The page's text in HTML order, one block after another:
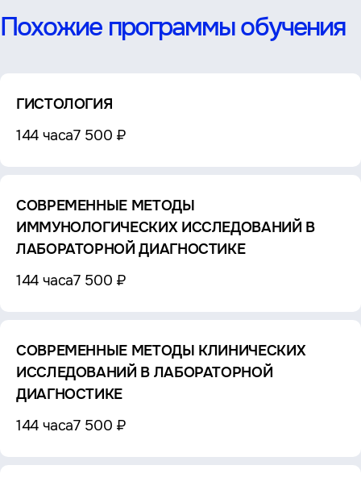
Похожие программы обучения
ГИСТОЛОГИЯ
144 часа7 500 ₽
СОВРЕМЕННЫЕ МЕТОДЫ
ИММУНОЛОГИЧЕСКИХ ИССЛЕДОВАНИЙ В
ЛАБОРАТОРНОЙ ДИАГНОСТИКЕ
144 часа7 500 ₽
СОВРЕМЕННЫЕ МЕТОДЫ КЛИНИЧЕСКИХ
ИССЛЕДОВАНИЙ В ЛАБОРАТОРНОЙ
ДИАГНОСТИКЕ
144 часа7 500 ₽